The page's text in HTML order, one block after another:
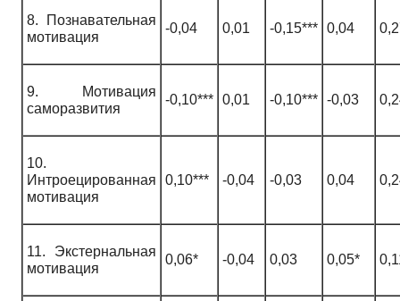
8. Познавательная
мотивация
-0,04 0,01 -0,15*** 0,04
9. Мотивация
саморазвития
-0,10*** 0,01 -0,10*** -0,03
10.
Интроецированная
мотивация
0,10*** -0,04 -0,03 0,04
11. Экстернальная
мотивация
0,06* -0,04 0,03 0,05*